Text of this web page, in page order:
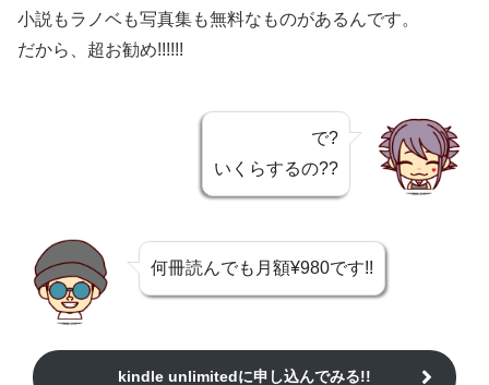
小説もラノベも写真集も無料なものがあるんです。
だから、超お勧め!!!!!!
で?
いくらするの??
何冊読んでも月額¥980です!!
kindle unlimitedに申し込んでみる!!